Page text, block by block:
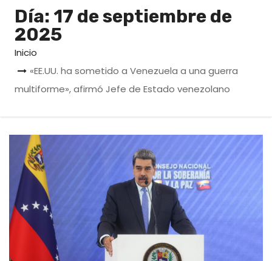
Día: 17 de septiembre de
2025
Inicio
«EE.UU. ha sometido a Venezuela a una guerra
multiforme», afirmó Jefe de Estado venezolano